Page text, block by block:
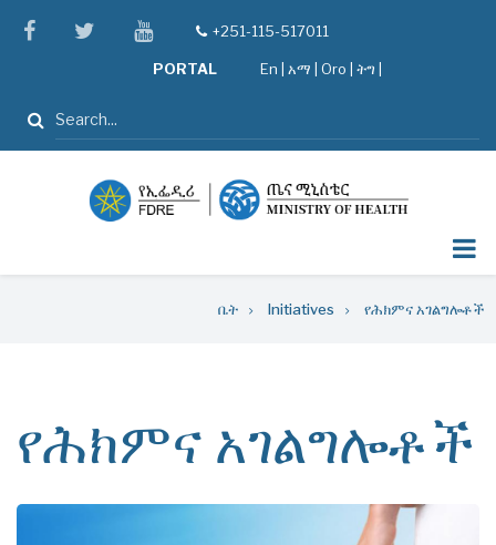
facebooktwitteryoutube
tel+251-115-517011
PORTAL En አማ Oro ትግ |
ፈልግ
ቤት Initiatives የሕክምና አገልግሎቶች
የሕክምና አገልግሎቶች